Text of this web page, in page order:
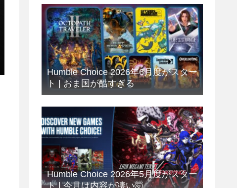
Humble Choice 2026年6月度がスター
ト | おま国が酷すぎる
Humble Choice 2026年5月度がスター
ト | 今月は内容が凄い🤯